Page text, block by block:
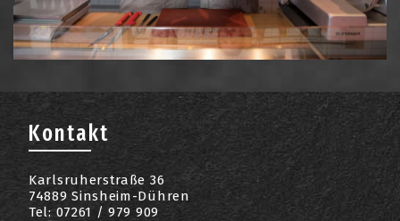
Kontakt
Karlsruherstraße 36
74889 Sinsheim-Dühren
Tel: 07261 / 979 909